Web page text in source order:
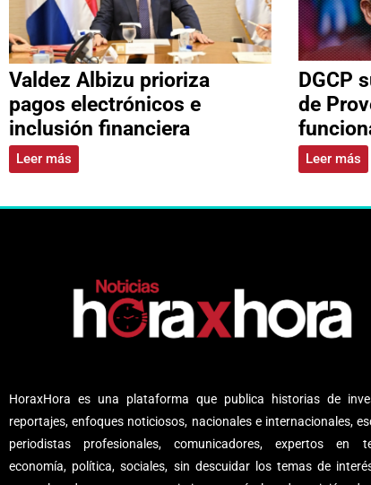
Valdez Albizu prioriza
pagos electrónicos e
inclusión financiera
Leer más
DGCP
de
Leer más
HoraxHora es una plataforma que publica historias de
reportajes, enfoques noticiosos, nacionales e internacionales,
periodistas profesionales, comunicadores, expertos en
economía, política, sociales, sin descuidar los temas de